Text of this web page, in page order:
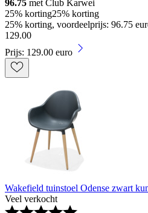
96.75 met Club Karwei
25% korting25% korting
25% korting, voordeelprijs: 96.75
129.00
Prijs: 129.00 euro
Wakefield tuinstoel Odense zwart
Veel verkocht